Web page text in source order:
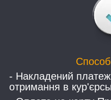
- Накладений
отримання в